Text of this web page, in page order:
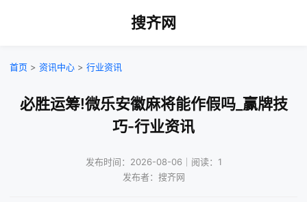
搜齐网
首页 > 资讯中心 > 行业资讯
必胜运筹!微乐安徽麻将能作假吗_赢牌技
巧-行业资讯
发布时间：2026-08-06｜阅读：1
发布者：搜齐网